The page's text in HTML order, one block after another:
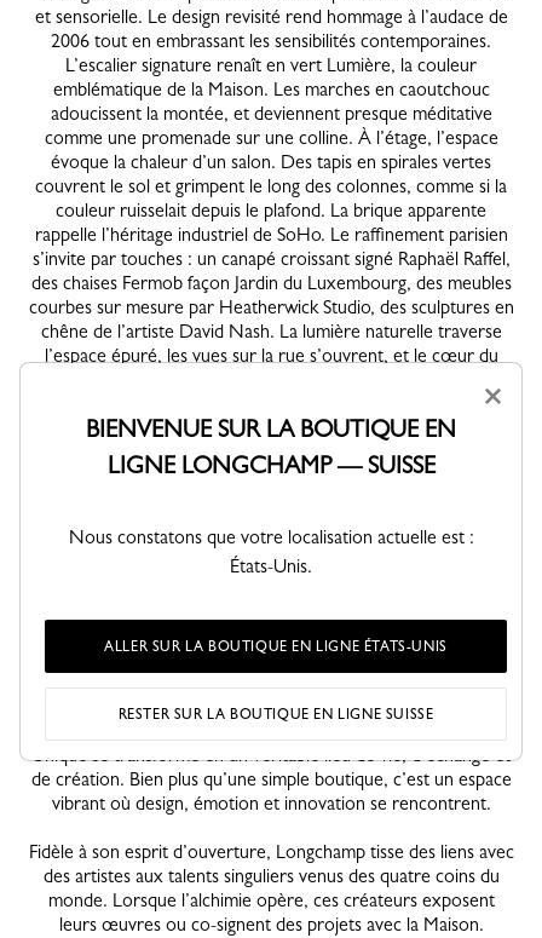
et sensorielle. Le design revisité rend hommage à l’audace de
2006 tout en embrassant les sensibilités contemporaines.
L’escalier signature renaît en vert Lumière, la couleur
emblématique de la Maison. Les marches en caoutchouc
adoucissent la montée, et deviennent presque méditative
comme une promenade sur une colline. À l’étage, l’espace
évoque la chaleur d’un salon. Des tapis en spirales vertes
couvrent le sol et grimpent le long des colonnes, comme si la
couleur ruisselait depuis le plafond. La brique apparente
rappelle l’héritage industriel de SoHo. Le raffinement parisien
s’invite par touches : un canapé croissant signé Raphaël Raffel,
des chaises Fermob façon Jardin du Luxembourg, des meubles
courbes sur mesure par Heatherwick Studio, des sculptures en
chêne de l’artiste David Nash. La lumière naturelle traverse
l’espace épuré, les vues sur la rue s’ouvrent, et le cœur du
viennent ponctuer l’expérience : un néon vert du cavalier
Longchamp éclaire un mur comme une signature pop ; un
graffiti d’André sur les briques du rez-de-chaussée ajoute de la
personnalité. Cette métamorphose affirme avec brillance : le
reflet de l’énergie créative de Longchamp.
Unique se transforme en un véritable lieu de vie, d’échange et
de création. Bien plus qu’une simple boutique, c’est un espace
vibrant où design, émotion et innovation se rencontrent.
Fidèle à son esprit d’ouverture, Longchamp tisse des liens avec
des artistes aux talents singuliers venus des quatre coins du
monde. Lorsque l’alchimie opère, ces créateurs exposent
leurs œuvres ou co-signent des projets avec la Maison.
×
BIENVENUE SUR LA BOUTIQUE EN
LIGNE LONGCHAMP — SUISSE
Nous constatons que votre localisation actuelle est :
États-Unis.
ALLER SUR LA BOUTIQUE EN LIGNE ÉTATS-UNIS
RESTER SUR LA BOUTIQUE EN LIGNE SUISSE